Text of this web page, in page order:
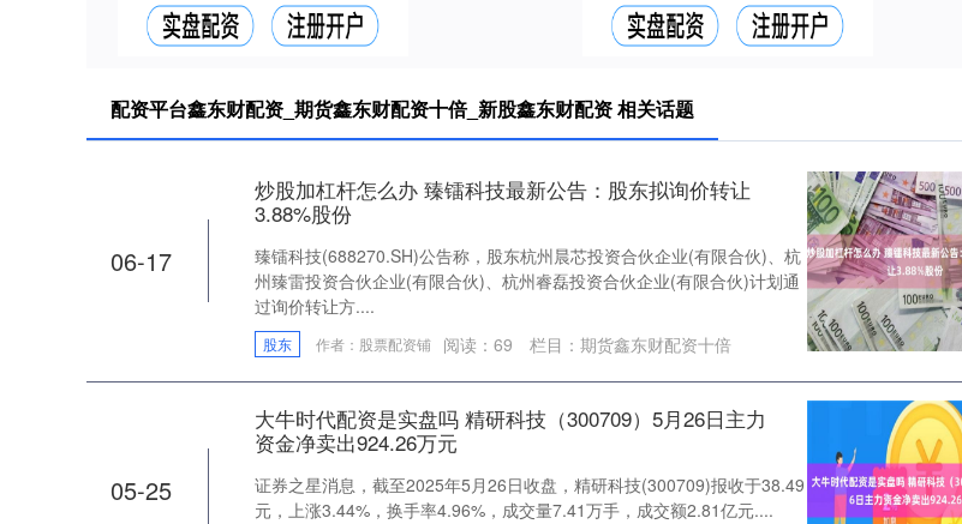
配资平台鑫东财配资_期货鑫东财配资十倍_新股鑫东财配资 相关话题
06-17
炒股加杠杆怎么办 臻镭科技最新公告：股东拟询价转让
3.88%股份
臻镭科技(688270.SH)公告称，股东杭州晨芯投资合伙企业(有限合伙)、杭
州臻雷投资合伙企业(有限合伙)、杭州睿磊投资合伙企业(有限合伙)计划通
过询价转让方....
股东 作者：股票配资铺 阅读： 69 栏目： 期货鑫东财配资十倍
05-25
大牛时代配资是实盘吗 精研科技（300709）5月26日主力
资金净卖出924.26万元
证券之星消息，截至2025年5月26日收盘，精研科技(300709)报收于38.49
元，上涨3.44%，换手率4.96%，成交量7.41万手，成交额2.81亿元....